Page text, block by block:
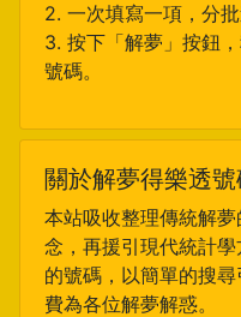
2. 一次填寫一項，分批
3. 按下「解夢」按鈕
號碼。
關於解夢得樂透號
本站吸收整理傳統解
念，再援引現代統計
的號碼，以簡單的搜
費為各位解夢解惑。